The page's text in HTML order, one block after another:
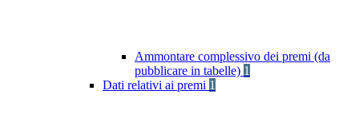
Ammontare complessivo dei premi (da
pubblicare in tabelle) 1
Dati relativi ai premi 1